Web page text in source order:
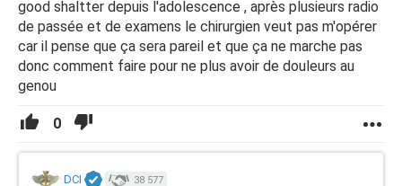
good shaltter depuis l'adolescence , après plusieurs radio
de passée et de examens le chirurgien veut pas m'opérer
car il pense que ça sera pareil et que ça ne marche pas
donc comment faire pour ne plus avoir de douleurs au
genou
0
DCI 38 577